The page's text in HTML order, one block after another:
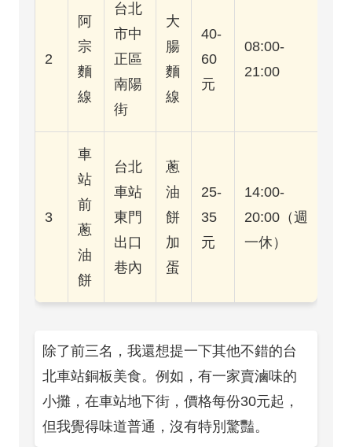
2
阿
宗
麵
線
台北
市中
正區
南陽
街
大
腸
麵
線
40-
60
元
08:00-
21:00
3
車
站
前
蔥
油
餅
台北
車站
東門
出口
巷內
蔥
油
餅
加
蛋
25-
35
元
14:00-
20:00（週
一休）
除了前三名，我還想提一下其他不錯的台
北車站銅板美食。例如，有一家賣滷味的
小攤，在車站地下街，價格每份30元起，
但我覺得味道普通，沒有特別驚豔。